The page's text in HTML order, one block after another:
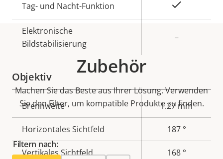
Tag- und Nacht-Funktion
Elektronische
Bildstabilisierung
–
Objektiv
Eigentumsbeschreibung Eigentumswert
Brennweite 1.27 mm
Horizontales Sichtfeld 187 °
Vertikales Sichtfeld 168 °
Zubehör
Machen Sie das Beste aus Ihrer Lösung. Verwenden
Sie den Filter, um kompatible Produkte zu finden.
Filtern nach: